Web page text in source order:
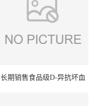
长期销售食品级D-异抗坏血